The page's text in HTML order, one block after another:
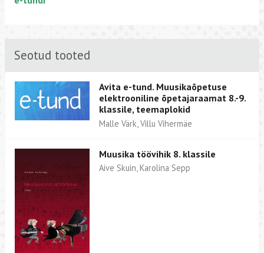
Seotud tooted
Avita e-tund. Muusikaõpetuse
elektrooniline õpetajaraamat 8.-9.
klassile, teemaplokid
Malle Värk, Villu Vihermäe
Muusika töövihik 8. klassile
Aive Skuin, Karolina Sepp